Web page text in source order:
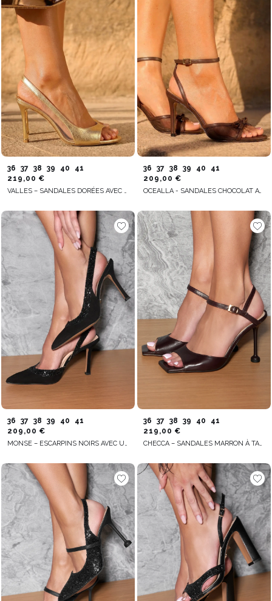
36 37 38 39 40
41
219,00 €
VALLES – SANDALES DORÉES AVEC DÉTAILS TRANSPARENTS
36 37 38 39 40
41
209,00 €
OCEALLA - SANDALES CHOCOLAT AVEC NŒUD ET INSERTS TRANSPARENTS
36 37 38 39 40
41
209,00 €
MONSE – ESCARPINS NOIRS AVEC UNE FINITION PAILLETÉE
36 37 38 39 40
41
219,00 €
CHECCA – SANDALES MARRON À TALON FIN